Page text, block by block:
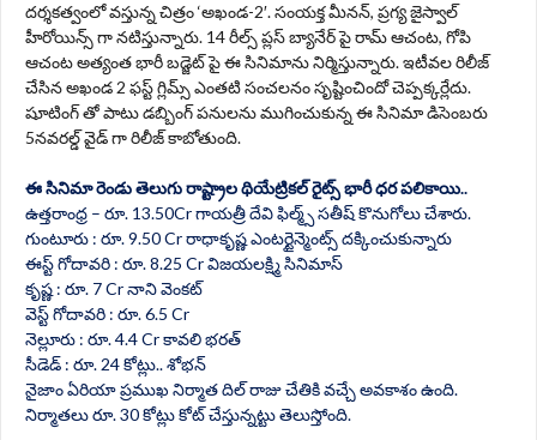
దర్శకత్వంలో వస్తున్న చిత్రం ‘అఖండ‌-2′. సంయక్త మీనన్, ప్రగ్య జైస్వాల్
హీరోయిన్స్ గా నటిస్తున్నారు. 14 రీల్స్ ప్లస్ బ్యానేర్ పై రామ్ ఆచంట, గోపి
ఆచంట అత్యంత భారీ బడ్జెట్ పై ఈ సినిమాను నిర్మిస్తున్నారు. ఇటీవల రిలీజ్
చేసిన అఖండ 2 ఫస్ట్ గ్లిమ్స్ ఎంతటి సంచలనం సృష్టించిందో చెప్పక్కర్లేదు.
షూటింగ్ తో పాటు డబ్బింగ్ పనులను ముగించుకున్న ఈ సినిమా డిసెంబరు
5నవరల్డ్ వైడ్ గా రిలీజ్ కాబోతుంది.
ఈ సినిమా రెండు తెలుగు రాష్ట్రాల థియేట్రికల్ రైట్స్ భారీ ధర పలికాయి..
ఉత్తరాంధ్ర – రూ. 13.50Cr గాయత్రీ దేవి ఫిల్మ్స్ సతీష్ కొనుగోలు చేశారు.
గుంటూరు : రూ. 9.50 Cr రాధాకృష్ణ ఎంటర్టైన్మెంట్స్ దక్కించుకున్నారు
ఈస్ట్ గోదావరి : రూ. 8.25 Cr విజయలక్ష్మి సినిమాస్
కృష్ణ : రూ. 7 Cr నాని వెంకట్
వెస్ట్ గోదావరి : రూ. 6.5 Cr
నెల్లూరు : రూ. 4.4 Cr కావలి భరత్
సీడెడ్ : రూ. 24 కోట్లు.. శోభన్
నైజాం ఏరియా ప్రముఖ నిర్మాత దిల్ రాజు చేతికి వచ్చే అవకాశం ఉంది.
నిర్మాతలు రూ. 30 కోట్లు కోట్ చేస్తున్నట్టు తెలుస్తోంది.